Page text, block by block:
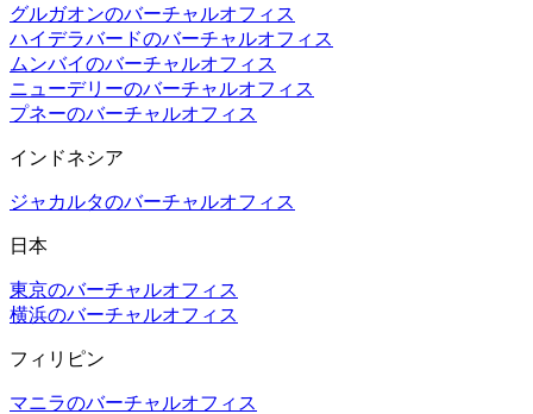
グルガオンのバーチャルオフィス
ハイデラバードのバーチャルオフィス
ムンバイのバーチャルオフィス
ニューデリーのバーチャルオフィス
プネーのバーチャルオフィス
インドネシア
ジャカルタのバーチャルオフィス
日本
東京のバーチャルオフィス
横浜のバーチャルオフィス
フィリピン
マニラのバーチャルオフィス